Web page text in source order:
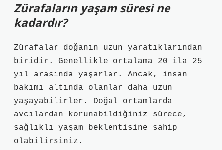
Zürafaların yaşam süresi ne
kadardır?
Zürafalar doğanın uzun yaratıklarından
biridir. Genellikle ortalama 20 ila 25
yıl arasında yaşarlar. Ancak, insan
bakımı altında olanlar daha uzun
yaşayabilirler. Doğal ortamlarda
avcılardan korunabildiğiniz sürece,
sağlıklı yaşam beklentisine sahip
olabilirsiniz.